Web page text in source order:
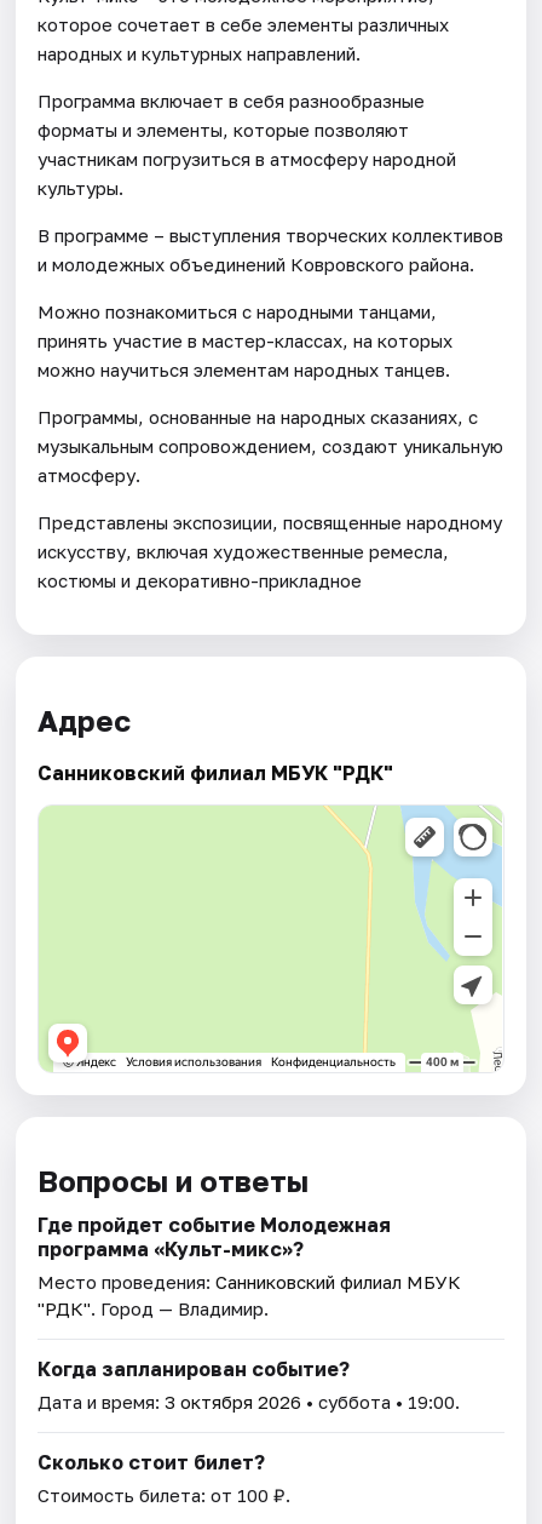
которое сочетает в себе элементы различных
народных и культурных направлений.
Программа включает в себя разнообразные
форматы и элементы, которые позволяют
участникам погрузиться в атмосферу народной
культуры.
В программе – выступления творческих коллективов
и молодежных объединений Ковровского района.
Можно познакомиться с народными танцами,
принять участие в мастер-классах, на которых
можно научиться элементам народных танцев.
Программы, основанные на народных сказаниях, с
музыкальным сопровождением, создают уникальную
атмосферу.
Представлены экспозиции, посвященные народному
искусству, включая художественные ремесла,
костюмы и декоративно-прикладное
Адрес
Санниковский филиал МБУК "РДК"
Вопросы и ответы
Где пройдет событие Молодежная
программа «Культ-микс»?
Место проведения:Санниковский филиал МБУК
"РДК". Город — Владимир.
Когда запланирован событие?
Дата и время:3 октября 2026 • суббота • 19:00.
Сколько стоит билет?
Стоимость билета: от 100 ₽.